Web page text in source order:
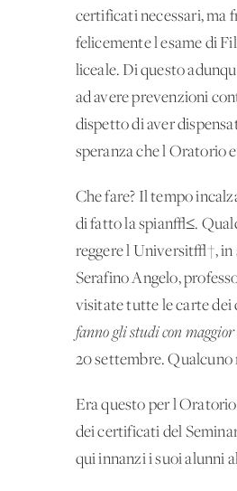
certificati necessari, ma
felicemente l'esame di
liceale. Di questo
ad avere prevenzioni
dispetto di aver
speranza che l'Oratorio
Che fare? Il tempo
di fatto la spian√≤.
reggere l'Universit√†, in
Serafino Angelo,
visitate tutte le carte
fanno gli studi con
20 settembre.
Era questo per
dei certificati del
qui innanzi i suoi alunni